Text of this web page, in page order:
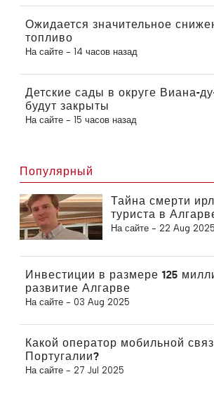
Ожидается значительное
топливо
На сайте - 14 часов назад
Детские сады в округе Виана-
будут закрыты
На сайте - 15 часов назад
Популярный
Тайна смерти
туриста в
На сайте - 22 Aug 2025
Инвестиции в размере 125
развитие Алгарве
На сайте - 03 Aug 2025
Какой оператор мобильной
Португалии?
На сайте - 27 Jul 2025